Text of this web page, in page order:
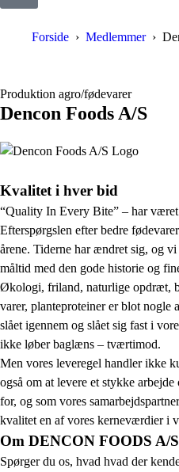
Forside Medlemmer
Produktion agro/fødevarer
Dencon Foods A/S
Kvalitet i hver bid
“Quality In Every Bite” – har
Efterspørgslen efter bedre
årene. Tiderne har ændret sig, og
måltid med den gode historie og
Økologi, friland, naturlige opdræt,
varer, planteproteiner er blot nogle
slået igennem og slået sig fast i
ikke løber baglæns – tværtimod.
Men vores leveregel handler ikke
også om at levere et stykke
for, og som vores
kvalitet en af vores kerneværdier i
Om DENCON FOODS A/S
Spørger du os, hvad hvad der